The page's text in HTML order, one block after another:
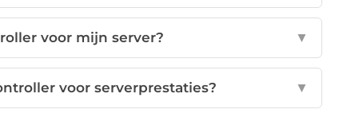
voor mijn server? ▼
voor serverprestaties? ▼